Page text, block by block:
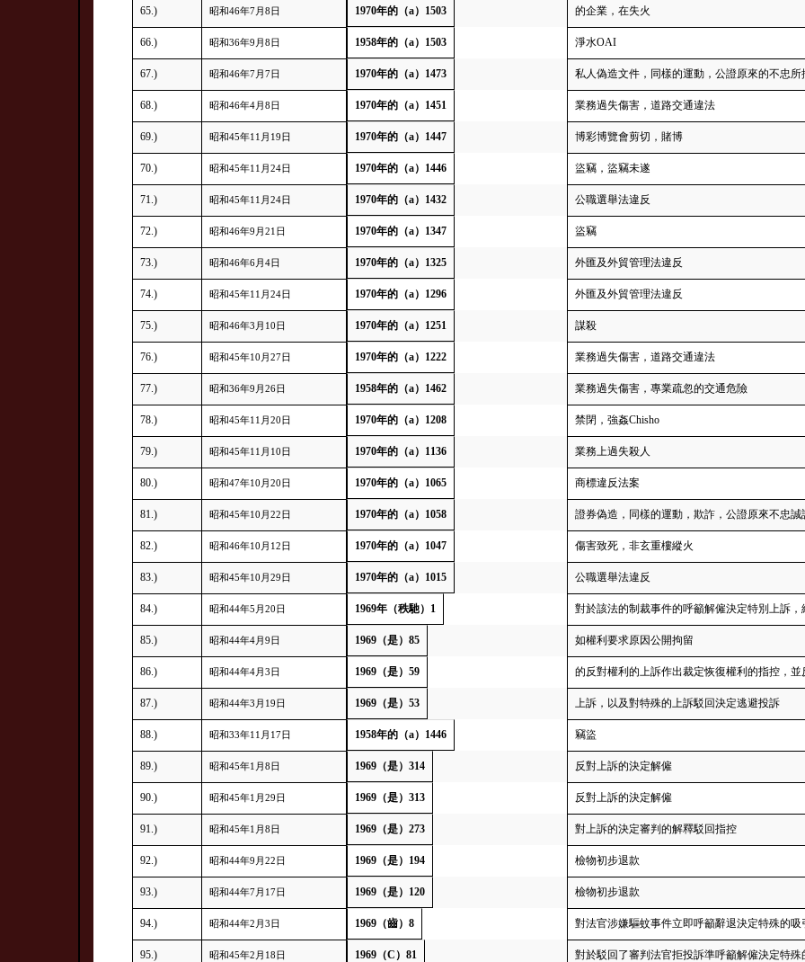
65.) 昭和46年7月8日 1970年的（a）1503 的企業，在失火
66.) 昭和36年9月8日 1958年的（a）1503 淨水OAI
67.) 昭和46年7月7日 1970年的（a）1473 私人偽造文件，同樣的運動，公證原來的不忠
68.) 昭和46年4月8日 1970年的（a）1451 業務過失傷害，道路交通違法
69.) 昭和45年11月19日 1970年的（a）1447 博彩博覽會剪切，賭博
70.) 昭和45年11月24日 1970年的（a）1446 盜竊，盜竊未遂
71.) 昭和45年11月24日 1970年的（a）1432 公職選舉法違反
72.) 昭和46年9月21日 1970年的（a）1347 盜竊
73.) 昭和46年6月4日 1970年的（a）1325 外匯及外貿管理法違反
74.) 昭和45年11月24日 1970年的（a）1296 外匯及外貿管理法違反
75.) 昭和46年3月10日 1970年的（a）1251 謀殺
76.) 昭和45年10月27日 1970年的（a）1222 業務過失傷害，道路交通違法
77.) 昭和36年9月26日 1958年的（a）1462 業務過失傷害，專業疏忽的交通危險
78.) 昭和45年11月20日 1970年的（a）1208 禁閉，強姦Chisho
79.) 昭和45年11月10日 1970年的（a）1136 業務上過失殺人
80.) 昭和47年10月20日 1970年的（a）1065 商標違反法案
81.) 昭和45年10月22日 1970年的（a）1058 證券偽造，同樣的運動，欺詐，公證原來不忠
82.) 昭和46年10月12日 1970年的（a）1047 傷害致死，非玄重樓縱火
83.) 昭和45年10月29日 1970年的（a）1015 公職選舉法違反
84.) 昭和44年5月20日 1969年（秩馳）1 對於該法的制裁事件的呼籲解僱決定特別上訴
85.) 昭和44年4月9日 1969（是）85 如權利要求原因公開拘留
86.) 昭和44年4月3日 1969（是）59 的反對權利的上訴作出裁定恢復權利的指控，並
87.) 昭和44年3月19日 1969（是）53 上訴，以及對特殊的上訴駁回決定逃避投訴
88.) 昭和33年11月17日 1958年的（a）1446 竊盜
89.) 昭和45年1月8日 1969（是）314 反對上訴的決定解僱
90.) 昭和45年1月29日 1969（是）313 反對上訴的決定解僱
91.) 昭和45年1月8日 1969（是）273 對上訴的決定審判的解釋駁回指控
92.) 昭和44年9月22日 1969（是）194 檢物初步退款
93.) 昭和44年7月17日 1969（是）120 檢物初步退款
94.) 昭和44年2月3日 1969（齒）8 對法官涉嫌驅蚊事件立即呼籲辭退決定特殊的吸
95.) 昭和45年2月18日 1969（C）81 對於駁回了審判法官拒投訴準呼籲解僱決定特殊